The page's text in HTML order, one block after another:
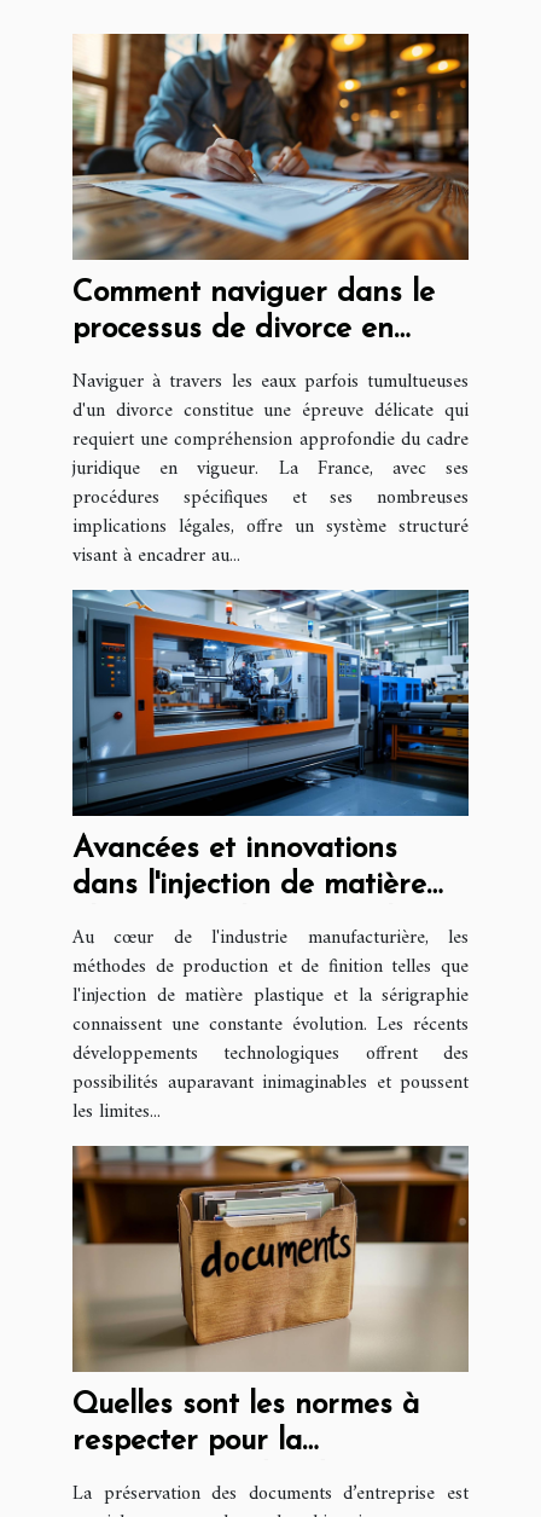
Comment naviguer dans le
processus de divorce en
Naviguer à travers les eaux parfois tumultueuses
d'un divorce constitue une épreuve délicate qui
requiert une compréhension approfondie du cadre
juridique en vigueur. La France, avec ses
procédures spécifiques et ses nombreuses
implications légales, offre un système structuré
visant à encadrer au...
Avancées et innovations
dans l'injection de matière
Au cœur de l'industrie manufacturière, les
méthodes de production et de finition telles que
l'injection de matière plastique et la sérigraphie
connaissent une constante évolution. Les récents
développements technologiques offrent des
possibilités auparavant inimaginables et poussent
les limites...
Quelles sont les normes à
respecter pour la
conservation des documents
La préservation des documents d’entreprise est